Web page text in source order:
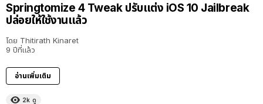
Springtomize 4 Tweak ปรับแต่ง iOS 10 Jailbreak
ปล่อยให้ใช้งานแล้ว
โดย Thitirath Kinaret
9 ปีที่แล้ว
อ่านเพิ่มเติม
2k ดู